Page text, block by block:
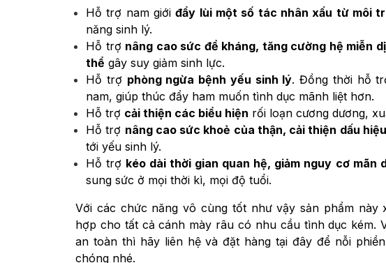
Hỗ trợ nam giớiđẩy lùi một số tác nhân xấu từ môi
năng sinh lý.
Hỗ trợ nâng cao sức đề kháng, tăng cường hệ miễn
thể gây suy giảm sinh lực.
Hỗ trợ phòng ngừa bệnh yếu sinh lý. Đồng thời hỗ
nam, giúp thúc đẩy ham muốn tình dục mãnh liệt hơn.
Hỗ trợ cải thiện các biểu hiện rối loạn cương dương,
Hỗ trợ nâng cao sức khoẻ của thận, cải thiện dấu
tới yếu sinh lý.
Hỗ trợ kéo dài thời gian quan hệ, giảm nguy cơ mãn
sung sức ở mọi thời kì, mọi độ tuổi.
Với các chức năng vô cùng tốt như vậy sản phẩm này
hợp cho tất cả cánh mày râu có nhu cầu tình dục kém.
an toàn thì hãy liên hệ và đặt hàng tại đây để nỗi
chóng nhé.